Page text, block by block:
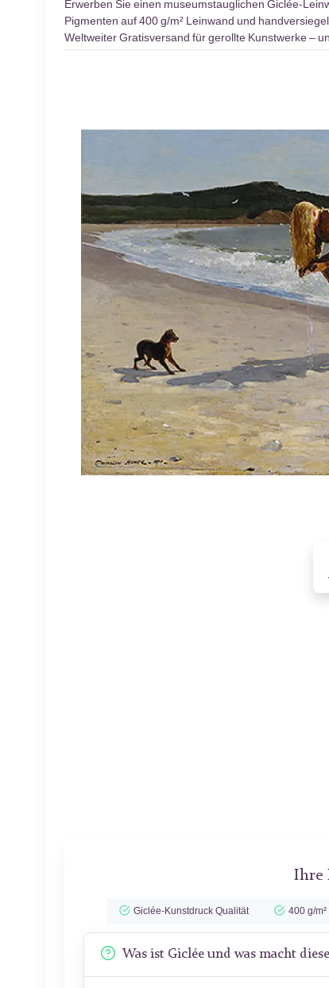
Erwerben Sie einen museumstauglichen Giclée-
Pigmenten auf 400 g/m² Leinwand und
Weltweiter Gratisversand für gerollte Kunstwerke –
Ihre
Giclée-Kunstdruck Qualität 400 g/
Was ist Giclée und was macht